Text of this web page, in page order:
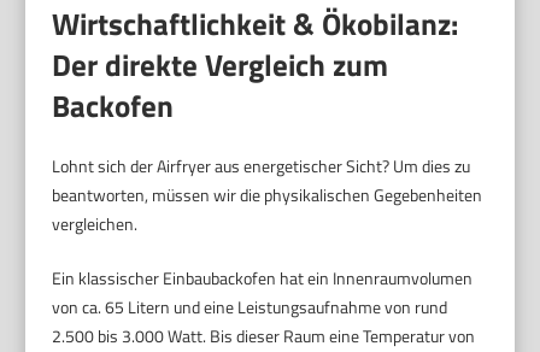
Wirtschaftlichkeit & Ökobilanz:
Der direkte Vergleich zum
Backofen
Lohnt sich der Airfryer aus energetischer Sicht? Um dies zu
beantworten, müssen wir die physikalischen Gegebenheiten
vergleichen.
Ein klassischer Einbaubackofen hat ein Innenraumvolumen
von ca. 65 Litern und eine Leistungsaufnahme von rund
2.500 bis 3.000 Watt. Bis dieser Raum eine Temperatur von